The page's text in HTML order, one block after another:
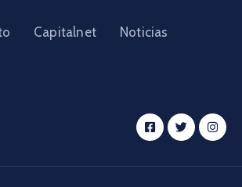
Capitalnet Noticias